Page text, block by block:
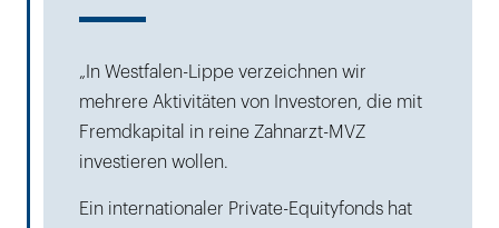
„In Westfalen-Lippe verzeichnen wir
mehrere Aktivitäten von Investoren, die mit
Fremdkapital in reine Zahnarzt-MVZ
investieren wollen.
Ein internationaler Private-Equityfonds hat